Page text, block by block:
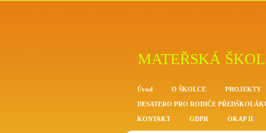
MATEŘSKÁ
Úvod O ŠKOLCE PROJEKTY
DESATERO PRO RODIČE
KONTAKT GDPR OKAP II